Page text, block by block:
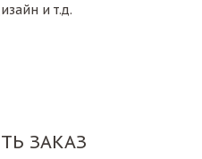
и т.д.
ЗАКАЗ